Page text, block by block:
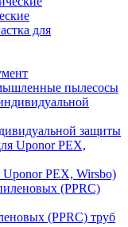
для
пылесосы
защиты
Uponor PEX, Wirsbo)
(PPRC) труб